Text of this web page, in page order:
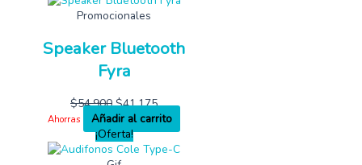
Promocionales
Speaker Bluetooth
Fyra
$54,900 $41,175
Ahorras
Añadir al carrito
¡Oferta!